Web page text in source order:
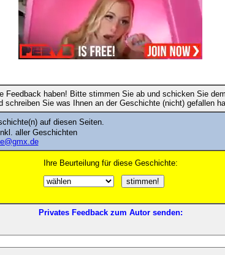
Feedback haben! Bitte stimmen Sie ab und schicken Sie
schreiben Sie was Ihnen an der Geschichte (nicht) gefallen
auf diesen Seiten.
aller Geschichten
Ihre Beurteilung für diese Geschichte:
Privates Feedback zum Autor senden: